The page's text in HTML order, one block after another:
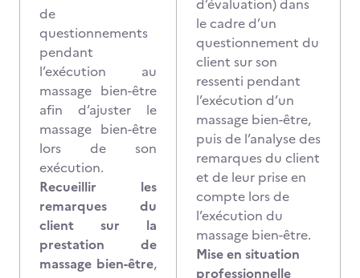
de
questionnements
pendant
l’exécution au
massage bien-être
afin d’ajuster le
massage bien-être
lors de son
exécution.
Recueillir les
remarques du
client sur la
prestation
de
massage bien-être,
d’évaluation) dans
le cadre d’un
questionnement du
client sur son
ressenti pendant
l’exécution d’un
massage bien-être,
puis de l’analyse des
remarques du client
et de leur prise en
compte lors de
l’exécution du
massage bien-être.
Mise en situation
professionnelle